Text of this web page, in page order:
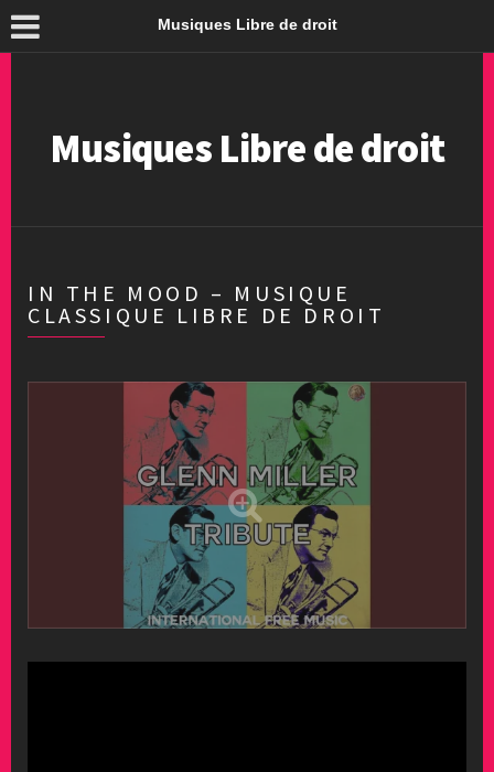
Musiques Libre de droit
Musiques Libre de droit
IN THE MOOD – MUSIQUE
CLASSIQUE LIBRE DE DROIT